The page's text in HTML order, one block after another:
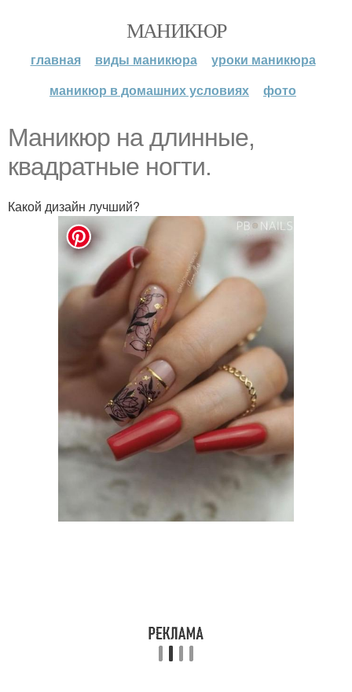
МАНИКЮР
главная виды маникюра
уроки маникюра
маникюр в домашних условиях
фото
Маникюр на длинные,
квадратные ногти.
Какой дизайн лучший?